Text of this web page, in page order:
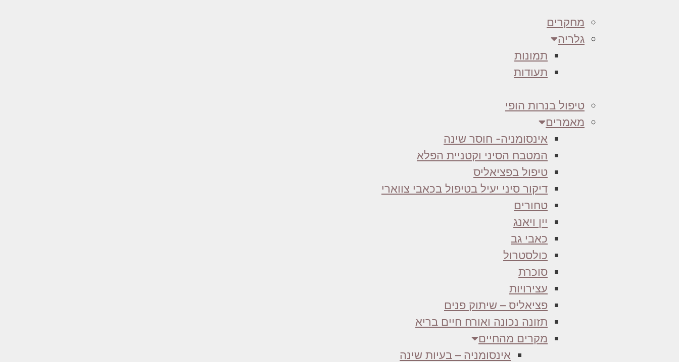
מחקרים
גלריה
תמונות
תעודות
טיפול בנרות הופי
מאמרים
אינסומניה- חוסר שינה
המטבח הסיני וקטניית הפלא
טיפול בפציאליס
דיקור סיני יעיל בטיפול בכאבי צווארי
טחורים
יין ויאנג
כאבי גב
כולסטרול
סוכרת
עצירויות
פציאליס – שיתוק פנים
תזונה נכונה ואורח חיים בריא
מקרים מהחיים
אינסומניה – בעיות שינה